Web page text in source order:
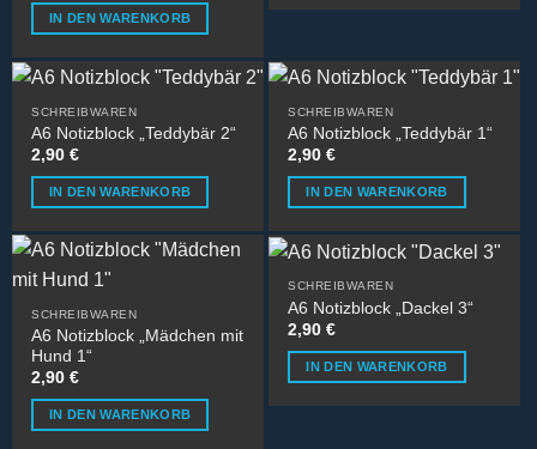
IN DEN WARENKORB
SCHREIBWAREN
A6 Notizblock „Teddybär 2“
2,90€
IN DEN WARENKORB
SCHREIBWAREN
A6 Notizblock „Teddybär 1“
2,90€
IN DEN WARENKORB
SCHREIBWAREN
A6 Notizblock „Mädchen mit
Hund 1“
2,90€
IN DEN WARENKORB
SCHREIBWAREN
A6 Notizblock „Dackel 3“
2,90€
IN DEN WARENKORB